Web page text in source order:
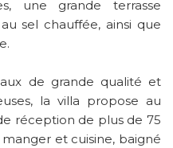
une grande terrasse
sel chauffée, ainsi que
de grande qualité et
la villa propose au
réception de plus de 75
et cuisine, baigné